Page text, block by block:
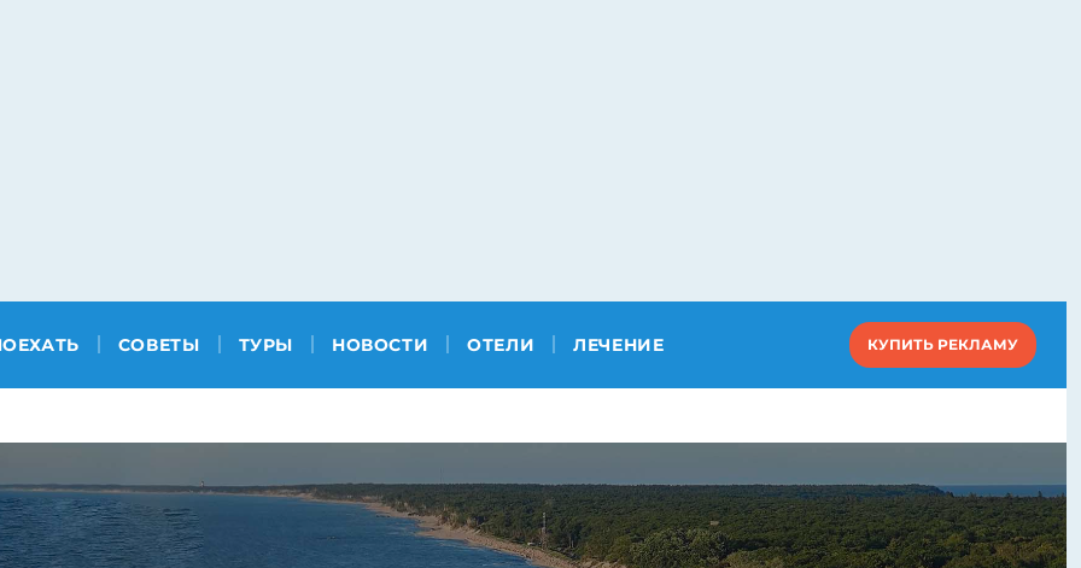
СОВЕТЫ ТУРЫ НОВОСТИ ОТЕЛИ ЛЕЧЕНИЕ КУПИТЬ РЕКЛАМУ